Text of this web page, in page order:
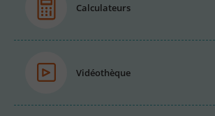
Calculateurs
Vidéothèque